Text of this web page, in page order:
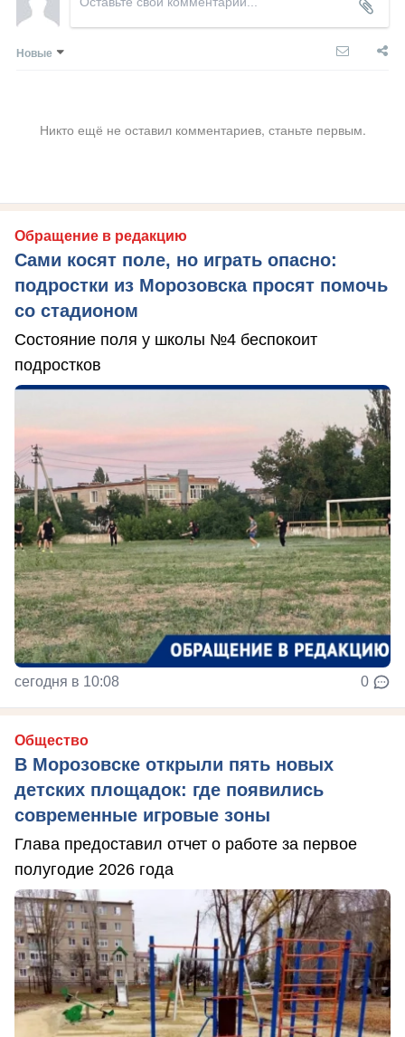
Новые
Никто ещё не оставил комментариев, станьте первым.
Обращение в редакцию
Сами косят поле, но играть опасно:
подростки из Морозовска просят помочь
со стадионом
Состояние поля у школы №4 беспокоит
подростков
сегодня в 10:08 0
Общество
В Морозовске открыли пять новых
детских площадок: где появились
современные игровые зоны
Глава предоставил отчет о работе за первое
полугодие 2026 года